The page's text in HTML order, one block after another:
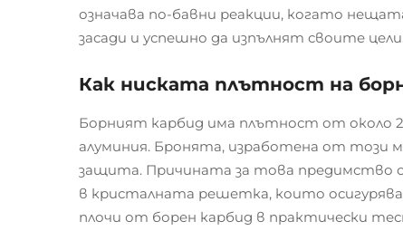
означава по-бавни реакции, когато
засади и успешно да изпълнят своите
Как ниската плътност на
Борният карбид има плътност от около
алуминия. Бронята, изработена от този
защита. Причината за това предимство
в кристалната решетка, които
плочи от борен карбид в практически